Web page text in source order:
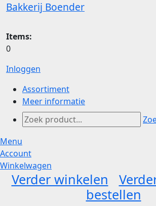
Bakkerij Boender
Items:
0
Inloggen
Assortiment
Meer informatie
Menu
Account
Winkelwagen
Verder winkelen
bestellen